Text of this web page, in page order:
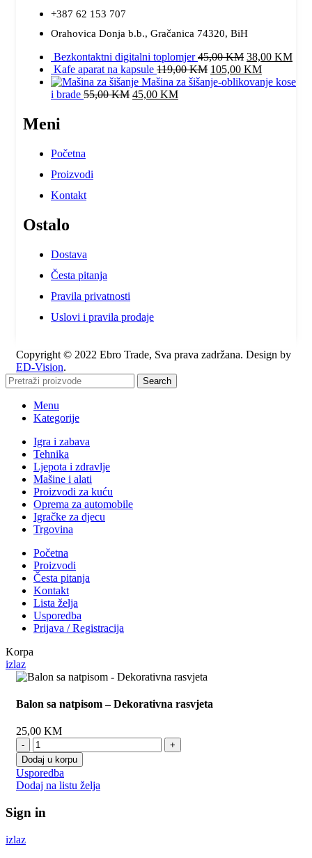
+387 62 153 707
Orahovica Donja b.b., Gračanica 74320, BiH
Bezkontaktni digitalni toplomjer45,00KM Original
price
was:
38,00 KM
is:
Kafe aparat na kapsule 119,00KM Original
price
105,00 KMCurrent
price
Mašina za šišanje-oblikovanje kose
i brade 55,00KM Original
45,00 KMCurrent
Meni
Početna
Proizvodi
Kontakt
Ostalo
Dostava
Česta pitanja
Pravila privatnosti
Uslovi i pravila prodaje
Copyright © 2022 Ebro Trade, Sva prava zadržana. Design by
ED-Vision.
Search
Menu
Kategorije
Igra i zabava
Tehnika
Ljepota i zdravlje
Mašine i alati
Proizvodi za kuću
Oprema za automobile
Igračke za djecu
Trgovina
Početna
Proizvodi
Česta pitanja
Kontakt
Lista želja
Usporedba
Prijava / Registracija
Korpa
izlaz
Balon sa natpisom – Dekorativna rasvjeta
25,00 KM
Balon
sa
natpisom
-
Dekorativna
rasvjeta
količina
Dodaj u korpu
Usporedba
Dodaj na listu želja
Sign in
izlaz